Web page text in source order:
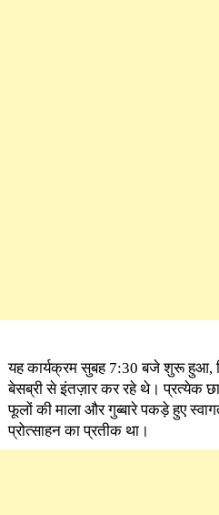
यह कार्यक्रम सुबह 7:30 बजे शुरू हुआ,
बेसब्री से इंतज़ार कर रहे थे। प्रत्येक
फूलों की माला और गुब्बारे पकड़े हुए
प्रोत्साहन का प्रतीक था।